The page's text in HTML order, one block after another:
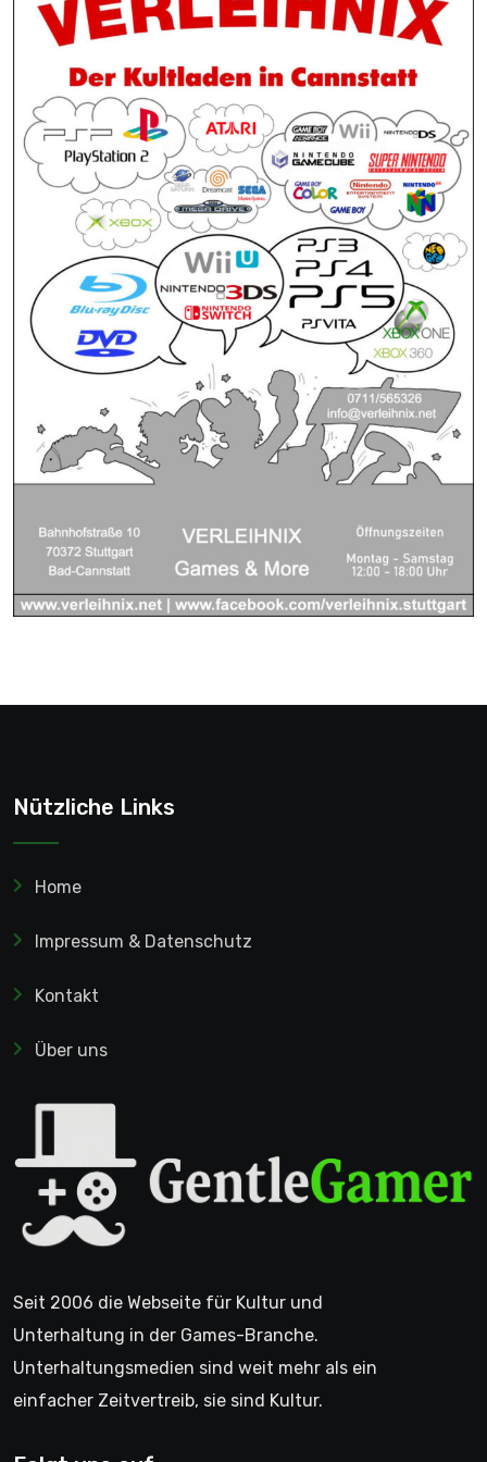
Nützliche Links
Home
Impressum & Datenschutz
Kontakt
Über uns
Seit 2006 die Webseite für Kultur und
Unterhaltung in der Games-Branche.
Unterhaltungsmedien sind weit mehr als ein
einfacher Zeitvertreib, sie sind Kultur.